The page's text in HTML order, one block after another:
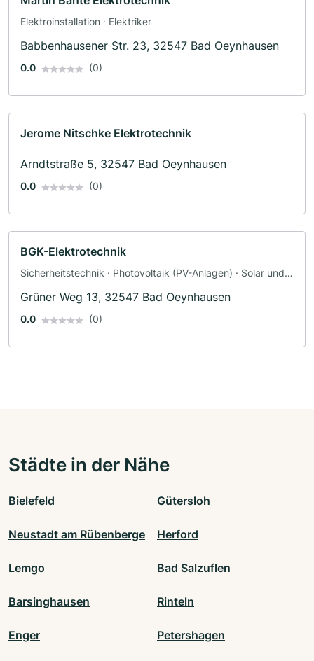
Elektroinstallation · Elektriker
Babbenhausener Str. 23, 32547 Bad Oeynhausen
0.0 (0)
Jerome Nitschke Elektrotechnik
Arndtstraße 5, 32547 Bad Oeynhausen
0.0 (0)
BGK-Elektrotechnik
Sicherheitstechnik · Photovoltaik (PV-Anlagen) · Solar und
Elektriker
Grüner Weg 13, 32547 Bad Oeynhausen
0.0 (0)
Städte in der Nähe
Bielefeld Gütersloh
Neustadt am Rübenberge Herford
Lemgo Bad Salzuflen
Barsinghausen Rinteln
Enger Petershagen